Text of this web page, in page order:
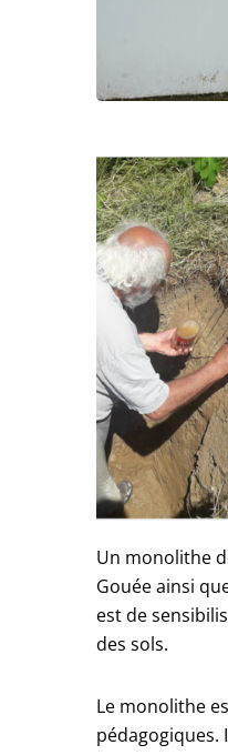
Un monolithe
Gouée ainsi
est de
des sols.
Le monolithe
pédagogiques.